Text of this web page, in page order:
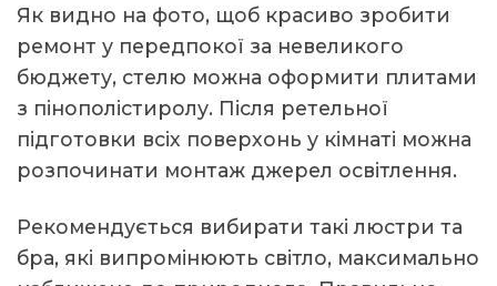
Як видно на фото, щоб красиво зробити
ремонт у передпокої за невеликого
бюджету, стелю можна оформити плитами
з пінополістиролу. Після ретельної
підготовки всіх поверхонь у кімнаті можна
розпочинати монтаж джерел освітлення.
Рекомендується вибирати такі люстри та
бра, які випромінюють світло, максимально